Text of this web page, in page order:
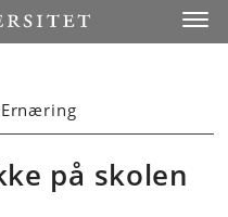
på skolen